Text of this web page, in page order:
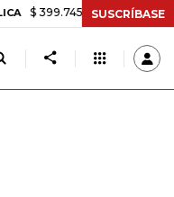
+$ 2.295,71 +0,58%
SUSCRÍBASE